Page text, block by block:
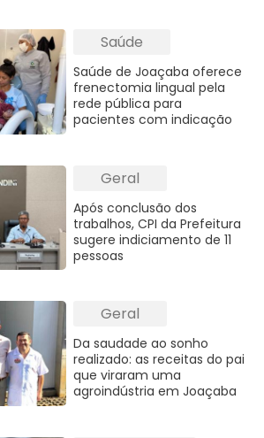
Saúde
Saúde de Joaçaba oferece
frenectomia lingual pela
rede pública para
pacientes com indicação
Geral
Após conclusão dos
trabalhos, CPI da Prefeitura
sugere indiciamento de 11
pessoas
Geral
Da saudade ao sonho
realizado: as receitas do pai
que viraram uma
agroindústria em Joaçaba